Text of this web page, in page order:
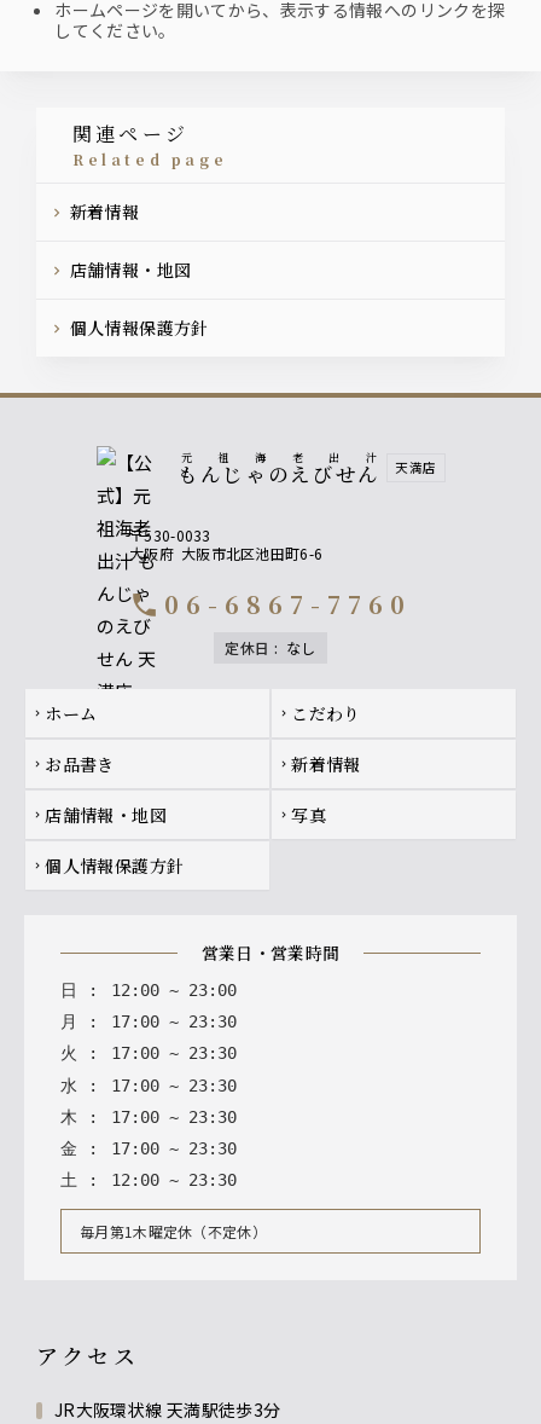
ホームページを開いてから、表示する情報へのリンクを探
してください。
関連ページ
related page
新着情報
店舗情報・地図
個人情報保護方針
元祖海老出汁
もんじゃのえびせん 天満店
〒530-0033
大阪府 大阪市北区池田町6-6
call 06-6867-7760
定休日 : なし
Footer navigation
chevron_right ホーム chevron_right こだわり
chevron_right お品書き chevron_right 新着情報
chevron_right 店舗情報・地図 chevron_right 写真
chevron_right 個人情報保護方針
営業日・営業時間
日 : 12 : 00 ~ 23: 00
月
: 17: 00 ~ 23: 30
火
: 17: 00 ~ 23: 30
水 : 17: 00 ~ 23: 30
木 : 17: 00 ~ 23: 30
金 : 17: 00 ~ 23: 30
土 : 12 : 00 ~ 23: 30
毎月第1木曜定休（不定休）
アクセス
JR大阪環状線 天満駅徒歩3分